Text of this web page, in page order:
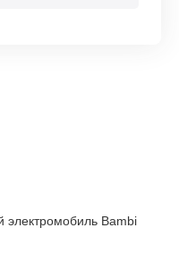
электромобиль Bambi